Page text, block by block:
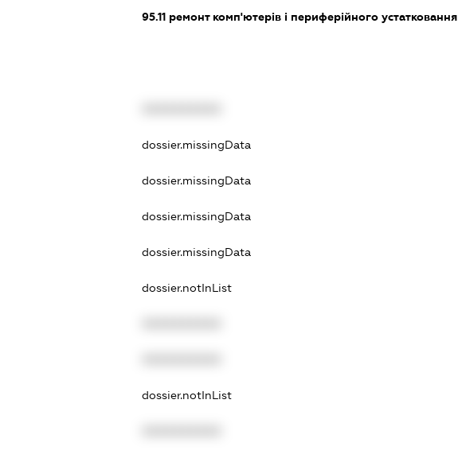
95.11ремонт комп'ютерів і периферійного устатковання
dossier.missingData
dossier.missingData
dossier.missingData
dossier.missingData
dossier.notInList
dossier.notInList